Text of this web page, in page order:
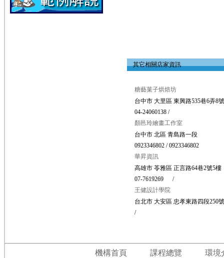
其它相關店家資訊
糖藝菓子烘焙坊
台中市 大里區 東興路535巷6弄8號
04-24060138 /
顏邑玲繪畫工作室
台中市 北區 青島路一段
0923346802 / 0923346802
華昇資訊
高雄市 苓雅區 正言路64巷2號5樓
07-7619269 /
王健設計學院
台北市 大安區 忠孝東路四段250
/
機構首頁 課程總覽 環境